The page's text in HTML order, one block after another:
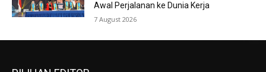
Awal Perjalanan ke Dunia Kerja
7 August 2026